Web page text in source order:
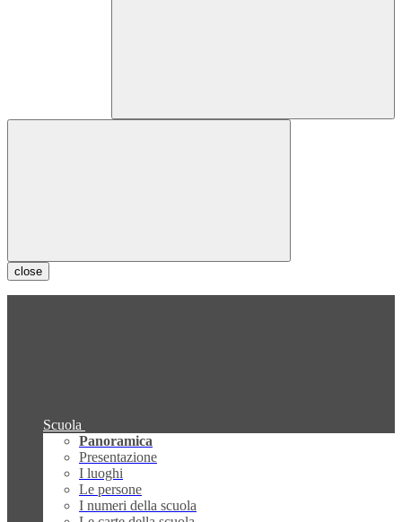
close
Scuola
Panoramica
Presentazione
I luoghi
Le persone
I numeri della scuola